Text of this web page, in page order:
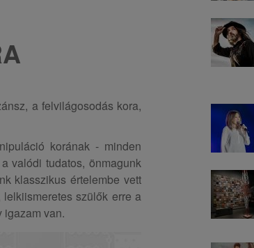
ó
a felvilágosodás kora,
korának - minden
valódi tudatos, önmagunk
klasszikus értelembe vett
szülők erre a
igazam van.